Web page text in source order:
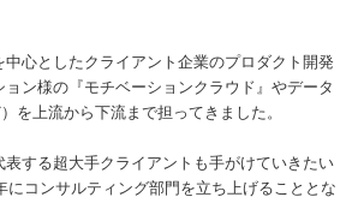
中心としたクライアント企業のプロダクト開発
ョン様の『モチベーションクラウド』やデータ
を上流から下流まで担ってきました。
する超大手クライアントも手がけていきたい
にコンサルティング部門を立ち上げることとな